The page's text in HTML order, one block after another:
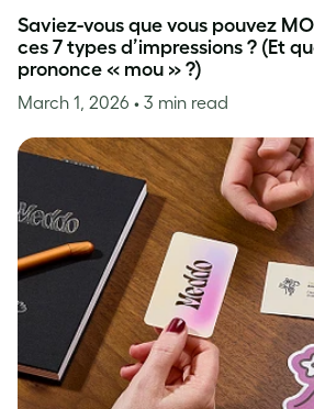
Saviez-vous que vous pouvez
ces 7 types d’impressions ? (Et
prononce « mou » ?)
March 1, 2026 • 3 min read